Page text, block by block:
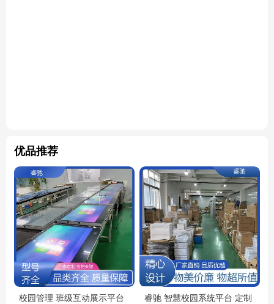
优品推荐
校园管理 班级互动展示平台
睿驰 智慧校园系统平台 定制